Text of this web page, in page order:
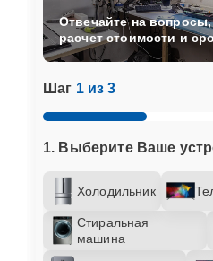
Шаг 1 из 3
1. Выберите Ваше
Холодильник
Стиральная
машина
Отвечайте на
расчет стоимости и